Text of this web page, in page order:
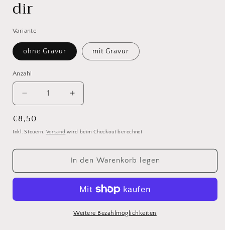
dir
Variante
ohne Gravur mit Gravur
Anzahl
Verringere
die
Menge
für
mit
|
vor
Erhöhe
die
für
mit
Gravur
|
Glücksmomente
liegen
vor
dir
Normaler
Preis
€8,50
Inkl. Steuern. Versand wird beim Checkout berechnet
In den Warenkorb legen
Weitere Bezahlmöglichkeiten